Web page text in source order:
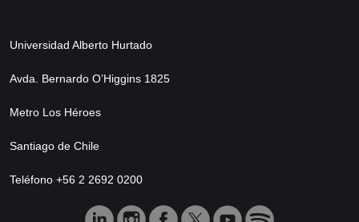
Universidad Alberto Hurtado
Avda. Bernardo O’Higgins 1825
Metro Los Héroes
Santiago de Chile
Teléfono +56 2 2692 0200